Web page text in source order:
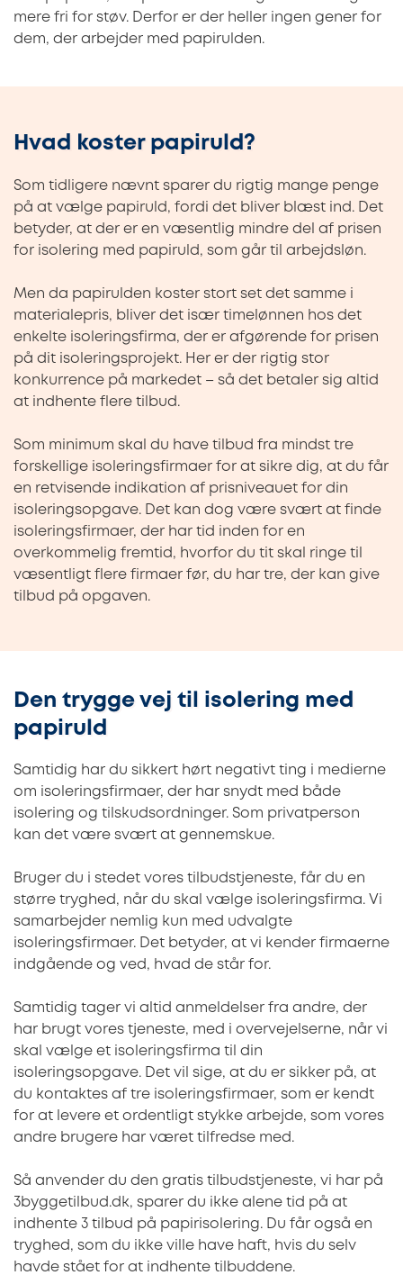
mere fri for støv. Derfor er der heller ingen gener for
dem, der arbejder med papirulden.
Hvad koster papiruld?
Som tidligere nævnt sparer du rigtig mange penge
på at vælge papiruld, fordi det bliver blæst ind. Det
betyder, at der er en væsentlig mindre del af prisen
for isolering med papiruld, som går til arbejdsløn.
Men da papirulden koster stort set det samme i
materialepris, bliver det især timelønnen hos det
enkelte isoleringsfirma, der er afgørende for prisen
på dit isoleringsprojekt. Her er der rigtig stor
konkurrence på markedet – så det betaler sig altid
at indhente flere tilbud.
Som minimum skal du have tilbud fra mindst tre
forskellige isoleringsfirmaer for at sikre dig, at du får
en retvisende indikation af prisniveauet for din
isoleringsopgave. Det kan dog være svært at finde
isoleringsfirmaer, der har tid inden for en
overkommelig fremtid, hvorfor du tit skal ringe til
væsentligt flere firmaer før, du har tre, der kan give
tilbud på opgaven.
Den trygge vej til isolering med
papiruld
Samtidig har du sikkert hørt negativt ting i medierne
om isoleringsfirmaer, der har snydt med både
isolering og tilskudsordninger. Som privatperson
kan det være svært at gennemskue.
Bruger du i stedet vores tilbudstjeneste, får du en
større tryghed, når du skal vælge isoleringsfirma. Vi
samarbejder nemlig kun med udvalgte
isoleringsfirmaer. Det betyder, at vi kender firmaerne
indgående og ved, hvad de står for.
Samtidig tager vi altid anmeldelser fra andre, der
har brugt vores tjeneste, med i overvejelserne, når vi
skal vælge et isoleringsfirma til din
isoleringsopgave. Det vil sige, at du er sikker på, at
du kontaktes af tre isoleringsfirmaer, som er kendt
for at levere et ordentligt stykke arbejde, som vores
andre brugere har været tilfredse med.
Så anvender du den gratis tilbudstjeneste, vi har på
3byggetilbud.dk, sparer du ikke alene tid på at
indhente 3 tilbud på papirisolering. Du får også en
tryghed, som du ikke ville have haft, hvis du selv
havde stået for at indhente tilbuddene.